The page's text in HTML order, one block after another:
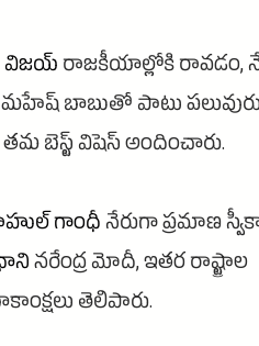
విజయ్రాజకీయాల్లోకి రావడం,
బాబుతో పాటు పలువురు
బెస్ట్ విషెస్ అందించారు.
గాంధీనేరుగా ప్రమాణ
నరేంద్ర మోదీ, ఇతర రాష్ట్రాల
తెలిపారు.